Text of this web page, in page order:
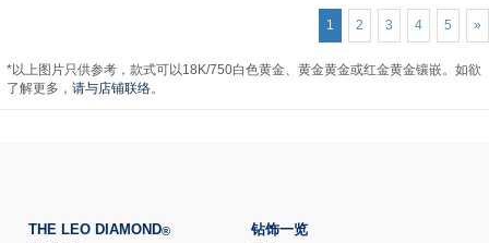
1 2 3 4 5 »
*以上图片只供参考，款式可以18K/750白色黄金、黄金黄金或红金黄金镶嵌。如欲
了解更多， 请与店铺联络。
THE LEO DIAMOND®
钻饰一览